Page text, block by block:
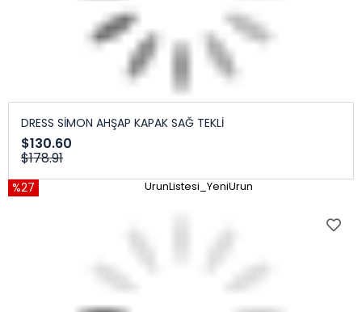
DRESS SİMON AHŞAP KAPAK SAĞ TEKLİ
$130.60
$178.91
%27 UrunListesi_YeniUrun